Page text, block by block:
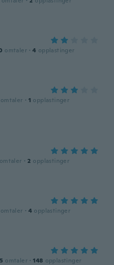
omtaler · 4 opplastinger
omtaler · 1 opplastinger
omtaler · 2 opplastinger
omtaler · 4 opplastinger
omtaler · 148 opplastinger